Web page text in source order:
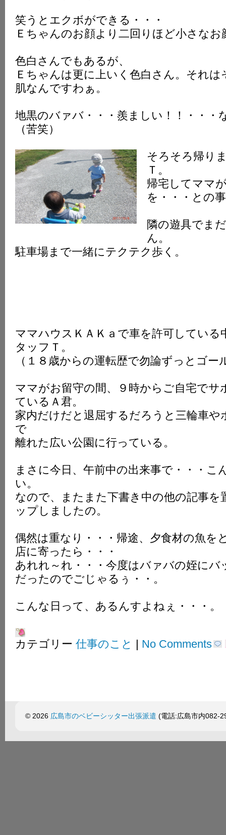
笑うとエクボができる・・・
Ｅちゃんのお顔より二回りほど小さなお
色白さんでもあるが、
Ｅちゃんは更に上いく色白さん。それ
肌なんですわぁ。
地黒のバァバ・・・羨ましい！！・・・
（苦笑）
そろそろ帰り
Ｔ。
帰宅してママ
を・・・との
隣の遊具でま
ん。
駐車場まで一緒にテクテク歩く。
ママハウスＫＡＫａで車を許可している
タッフＴ。
（１８歳からの運転歴で勿論ずっとゴー
ママがお留守の間、９時からご自宅でサ
ているＡ君。
家内だけだと退屈するだろうと三輪車や
で
離れた広い公園に行っている。
まさに今日、午前中の出来事で・・・こ
い。
なので、またまた下書き中の他の記事を
ップしましたの。
偶然は重なり・・・帰途、夕食材の魚を
店に寄ったら・・・
あれれ～れ・・・今度はバァバの姪に
だったのでごじゃるぅ・・。
こんな日って、あるんすよねぇ・・・。
カテゴリー 仕事のこと No Comments
© 2026 広島市のベビーシッター出張派遣 (電話:広島市内082-